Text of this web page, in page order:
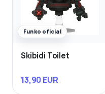
Funko oficial
Skibidi Toilet
13,90 EUR